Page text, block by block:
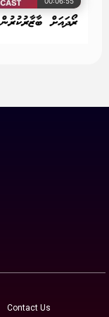
ރޯދައަށް ބާޒާރުކުރުން
Contact Us